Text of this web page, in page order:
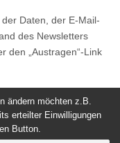
Daten, der E-Mail-
des Newsletters
den „Austragen“-Link
ändern möchten z.B.
erteilter Einwilligungen
Button.